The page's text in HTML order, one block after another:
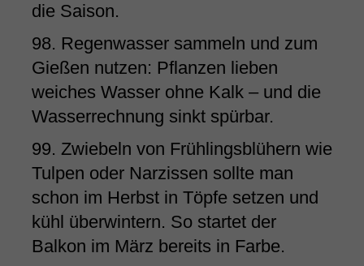
die Saison.
98. Regenwasser sammeln und zum
Gießen nutzen: Pflanzen lieben
weiches Wasser ohne Kalk – und die
Wasserrechnung sinkt spürbar.
99. Zwiebeln von Frühlingsblühern wie
Tulpen oder Narzissen sollte man
schon im Herbst in Töpfe setzen und
kühl überwintern. So startet der
Balkon im März bereits in Farbe.